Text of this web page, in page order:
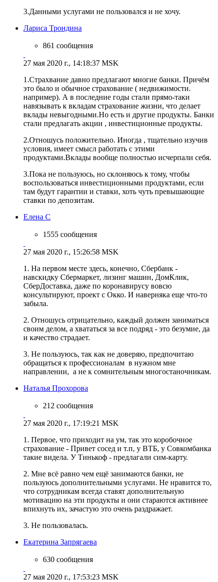
3.Данными услугами не пользовался и не хочу.
Лариса Трондина
861 сообщения
27 мая 2020 г., 14:18:37 MSK
1.Страхвание давно предлагают многие банки. Причём
это было и обычное страхование ( недвижимости.
например). А в последние годы стали прямо-таки
навязывать к вкладам страхование жизни, что делает
вклады невыгодными.Но есть и другие продукты. Банки
стали предлагать акции , инвестиционные продукты.
2.Отношусь положительно. Иногда , тщательно изучив
условия, имеет смысл работать с этими
продуктами.Вклады вообще полностью исчерпали себя.
3.Пока не пользуюсь, но склоняюсь к тому, чтобы
воспользоваться инвестиционными продуктами, если
там будут гарантии и ставки, хоть чуть превышающие
ставки по депозитам.
Елена С
1555 сообщения
27 мая 2020 г., 15:26:58 MSK
1. На первом месте здесь, конечно, Сбербанк -
навскидку Сбермаркет, лизинг машин, ДомКлик,
СберДоставка, даже по коронавирусу вовсю
консультируют, проект с Окко. И наверняка еще что-то
забыла.
2. Отношусь отрицательно, каждый должен заниматься
своим делом, а хвататься за все подряд - это безумие, да
и качество страдает.
3. Не пользуюсь, так как не доверяю, предпочитаю
обращаться к профессионалам в нужном мне
направлении, а не к сомнительным многостаночникам.
Наталья Прохорова
212 сообщения
27 мая 2020 г., 17:19:21 MSK
1. Первое, что приходит на ум, так это коробочное
страхование - Привет сосед и т.п, у ВТБ, у Совкомбанка
такие видела. У Тинькоф - предлагали сим-карту.
2. Мне всё равно чем ещё занимаются банки, не
пользуюсь дополнительными услугами. Не нравится то,
что сотрудникам всегда ставят дополнительную
мотивацию на эти продукты и они стараются активнее
впихнуть их, зачастую это очень раздражает.
3. Не пользовалась.
Екатерина Запрягаева
630 сообщения
27 мая 2020 г., 17:53:23 MSK